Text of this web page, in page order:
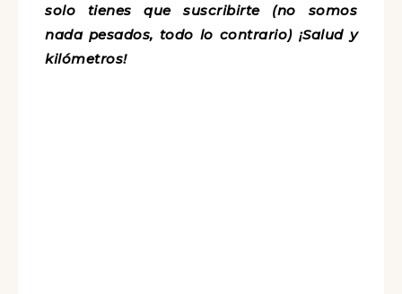
solo tienes que suscribirte (no somos
nada pesados, todo lo contrario) ¡Salud y
kilómetros!